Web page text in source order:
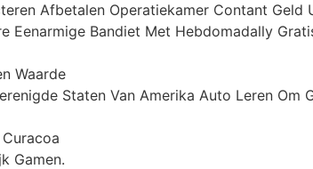
Afbetalen Operatiekamer Contant
Eenarmige Bandiet Met Hebdomadally
Waarde
Staten Van Amerika Auto Leren Om
Gamen.